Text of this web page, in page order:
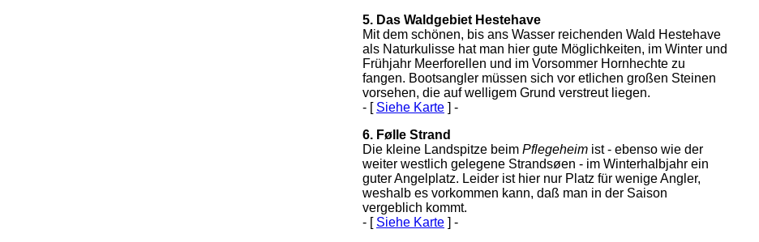
5. Das Waldgebiet Hestehave
Mit dem schönen, bis ans Wasser reichenden Wald Hestehave
als Naturkulisse hat man hier gute Möglichkeiten, im Winter und
Frühjahr Meerforellen und im Vorsommer Hornhechte zu
fangen. Bootsangler müssen sich vor etlichen großen Steinen
vorsehen, die auf welligem Grund verstreut liegen.
- [ Siehe Karte ] -
6. Følle Strand
Die kleine Landspitze beim Pflegeheim ist - ebenso wie der
weiter westlich gelegene Strandsøen - im Winterhalbjahr ein
guter Angelplatz. Leider ist hier nur Platz für wenige Angler,
weshalb es vorkommen kann, daß man in der Saison
vergeblich kommt.
- [ Siehe Karte ] -